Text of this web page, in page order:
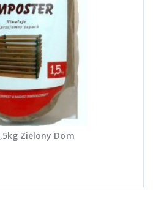
Zielony Dom